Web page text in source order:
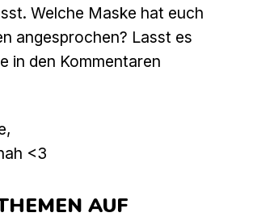
Welche Maske hat euch
angesprochen? Lasst es
in den Kommentaren
<3
AUF